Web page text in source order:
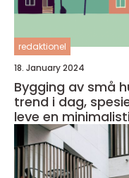
redaktionel
18. January 2024
Bygging av små
trend i dag,
leve en
fotavtrykk på